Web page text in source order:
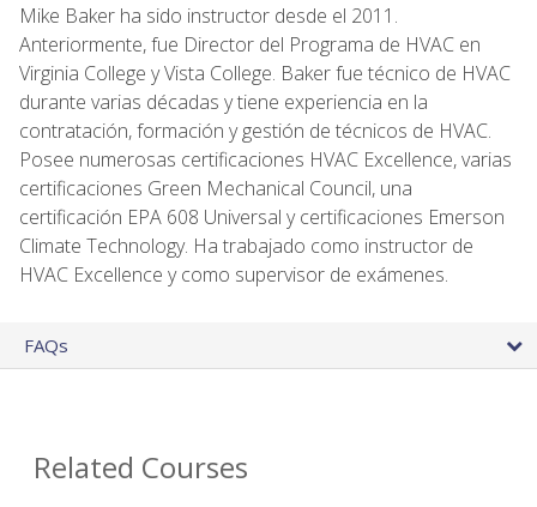
Mike Baker ha sido instructor desde el 2011.
Anteriormente, fue Director del Programa de HVAC en
Virginia College y Vista College. Baker fue técnico de HVAC
durante varias décadas y tiene experiencia en la
contratación, formación y gestión de técnicos de HVAC.
Posee numerosas certificaciones HVAC Excellence, varias
certificaciones Green Mechanical Council, una
certificación EPA 608 Universal y certificaciones Emerson
Climate Technology. Ha trabajado como instructor de
HVAC Excellence y como supervisor de exámenes.
FAQs
Related Courses